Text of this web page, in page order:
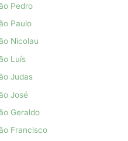
Pedro
Paulo
Nicolau
Luís
Judas
José
Geraldo
Francisco